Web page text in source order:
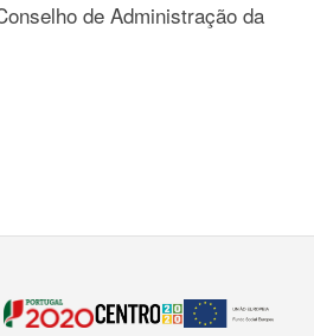
de Administração da